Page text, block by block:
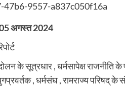
05 अगस्त 2024
के सूत्रधार , धर्मसापेक्ष
, धर्मसंघ , रामराज्य परिषद् के